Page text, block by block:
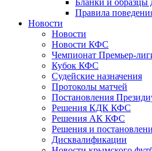
Бланки и образцы
Правила
Новости
Новости
Новости КФС
Чемпионат Премьер-
Кубок КФС
Судейские назначения
Протоколы матчей
Постановления
Решения КДК КФС
Решения АК КФС
Решения и
Дисквалификации